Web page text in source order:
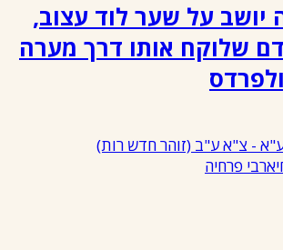
יושב על שער לוד עצוב,
שלוקח אותו דרך מערה
- צ"א ע"ב (זוהר חדש רות)
רבי פרחיה